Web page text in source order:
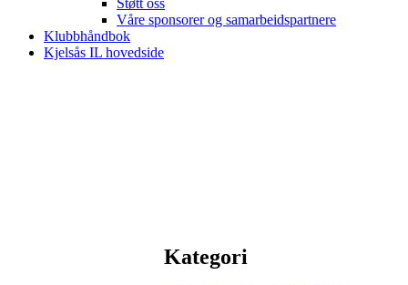
Støtt oss
Våre sponsorer og samarbeidspartnere
Klubbhåndbok
Kjelsås IL hovedside
Kategori